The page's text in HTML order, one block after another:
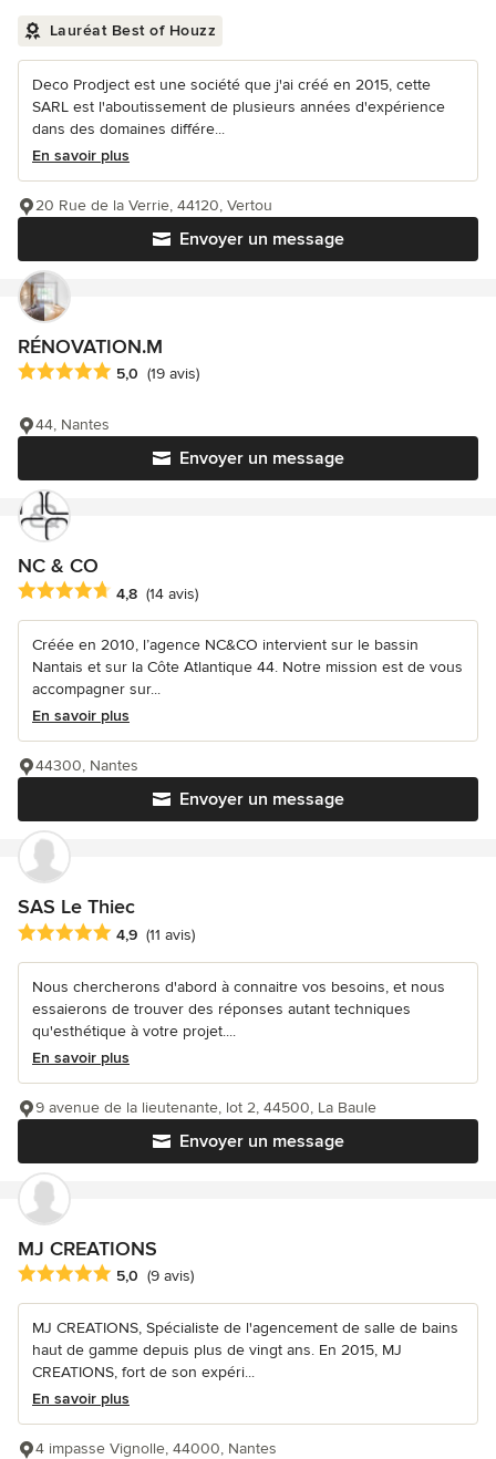
Lauréat Best of Houzz
Deco Prodject est une société que j'ai créé en 2015, cette
SARL est l'aboutissement de plusieurs années d'expérience
dans des domaines différe...
En savoir plus
Envoyer un message
20 Rue de la Verrie, 44120, Vertou
RÉNOVATION.M
Note moyenne : 5 étoiles sur 5
5,0 (19 avis)
Envoyer un message
44, Nantes
NC & CO
Note moyenne : 4.8 étoiles sur 5
4,8 (14 avis)
Créée en 2010, l’agence NC&CO intervient sur le bassin
Nantais et sur la Côte Atlantique 44. Notre mission est de vous
accompagner sur...
En savoir plus
Envoyer un message
44300, Nantes
SAS Le Thiec
Note moyenne : 4.9 étoiles sur 5
4,9 (11 avis)
Nous chercherons d'abord à connaitre vos besoins, et nous
essaierons de trouver des réponses autant techniques
qu'esthétique à votre projet....
En savoir plus
Envoyer un message
9 avenue de la lieutenante, lot 2, 44500, La Baule
MJ CREATIONS
Note moyenne : 5 étoiles sur 5
5,0 (9 avis)
MJ CREATIONS, Spécialiste de l'agencement de salle de bains
haut de gamme depuis plus de vingt ans. En 2015, MJ
CREATIONS, fort de son expéri...
En savoir plus
4 impasse Vignolle, 44000, Nantes